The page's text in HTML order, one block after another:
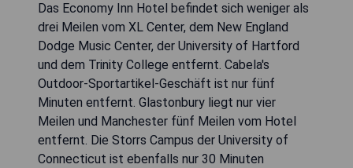
Das Economy Inn Hotel befindet sich weniger als
drei Meilen vom XL Center, dem New England
Dodge Music Center, der University of Hartford
und dem Trinity College entfernt. Cabela's
Outdoor-Sportartikel-Geschäft ist nur fünf
Minuten entfernt. Glastonbury liegt nur vier
Meilen und Manchester fünf Meilen vom Hotel
entfernt. Die Storrs Campus der University of
Connecticut ist ebenfalls nur 30 Minuten